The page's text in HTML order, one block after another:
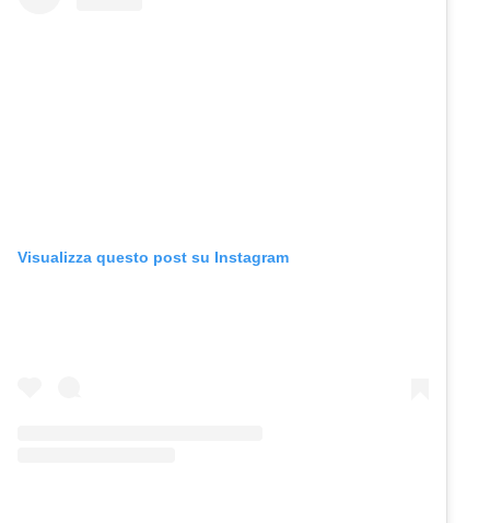
Visualizza questo post su Instagram